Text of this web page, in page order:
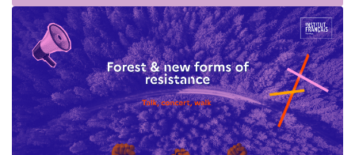
Skole- og
utdanningssamarbeid
Videregående i Frankrike
Språkassistenter
Samarbeidspartnere
Kurs for fransklærere
Kurs og seminarer
Pedagogiske ressurser